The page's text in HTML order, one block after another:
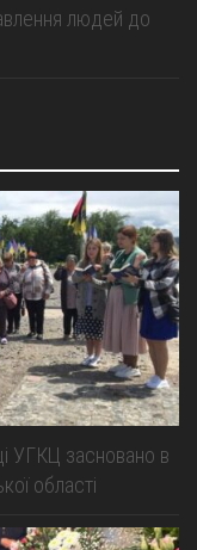
людей до
УГКЦ засновано в
області